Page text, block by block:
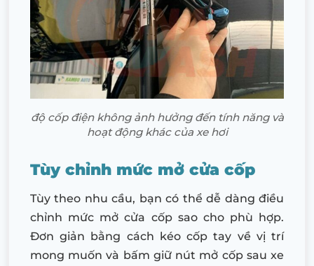
độ cốp điện không ảnh hưởng đến tính năng và
hoạt động khác của xe hơi
Tùy chỉnh mức mở cửa cốp
Tùy theo nhu cầu, bạn có thể dễ dàng điều
chỉnh mức mở cửa cốp sao cho phù hợp.
Đơn giản bằng cách kéo cốp tay về vị trí
mong muốn và bấm giữ nút mở cốp sau xe